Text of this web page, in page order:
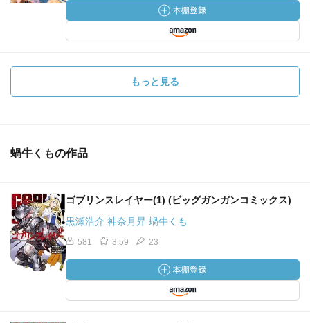
もっと見る
蝸牛くもの作品
ゴブリンスレイヤー(1) (ビッグガンガンコミックス)
黒瀬浩介 神奈月昇 蝸牛くも
581 3.59 23